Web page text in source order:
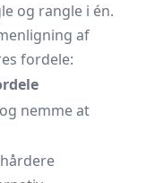
og rangle i én.
af
fordele:
nemme at